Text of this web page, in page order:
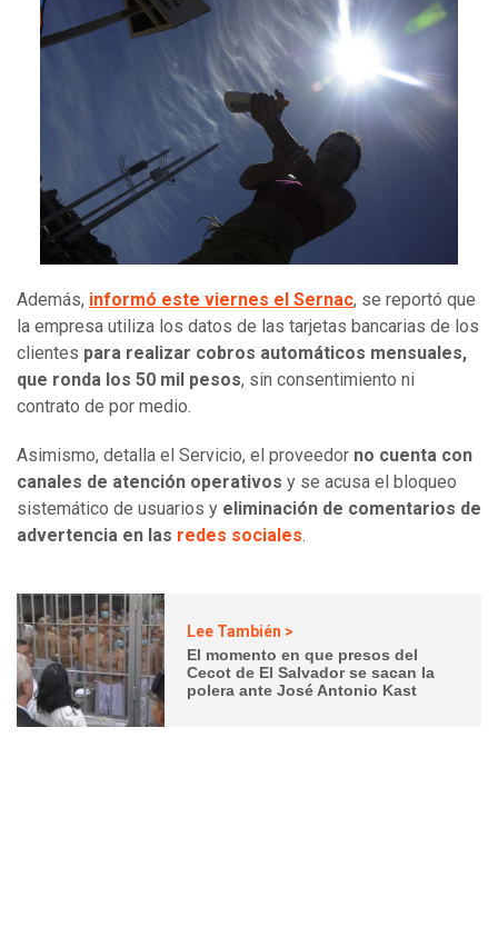
Además, informó este viernes el Sernac, se reportó que
la empresa utiliza los datos de las tarjetas bancarias de los
clientes para realizar cobros automáticos mensuales,
que ronda los 50 mil pesos, sin consentimiento ni
contrato de por medio.
Asimismo, detalla el Servicio, el proveedor no cuenta con
canales de atención operativos y se acusa el bloqueo
sistemático de usuarios y eliminación de comentarios de
advertencia en las redes sociales.
Lee También >
El momento en que presos del
Cecot de El Salvador se sacan la
polera ante José Antonio Kast